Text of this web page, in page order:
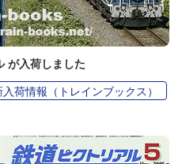
が入荷しました
入荷情報（トレインブックス）